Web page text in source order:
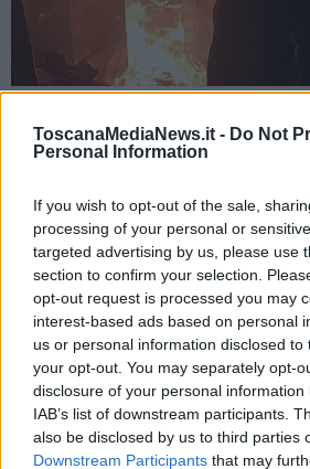
ToscanaMediaNews.it - Do Not
Personal Information
If you wish to opt-out of the sale,
processing of your personal or
targeted advertising by us, please use
section to confirm your selection.
opt-out request is processed you may
interest-based ads based on personal
us or personal information disclosed
your opt-out. You may separately opt-
disclosure of your personal
IAB’s list of downstream participants.
also be disclosed by us to third parties
Downstream Participants that may
Foto di repertorio
L'uomo è stato trovato dai vigili del
disperate, e i tentativi di rianimazione
GROSSETO —Un uomo di 66 anni è
nell'incendio della sua abitazione a
fuoco intervenuti per spegnere le fiamme
in condizioni disperate a causa delle
carbonio che aveva inalato.
I sanitari del 118 hanno tentato a lungo di
dell'edificio, ma invano: non hanno potuto